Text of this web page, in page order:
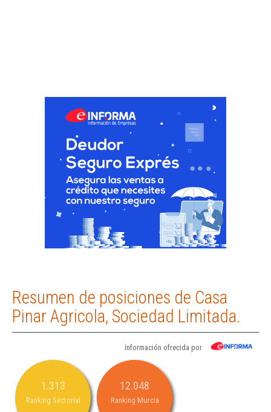
Resumen de posiciones de Casa
Pinar Agricola, Sociedad Limitada.
Información ofrecida por
1.313
Ranking Sectorial
12.048
Ranking Murcia